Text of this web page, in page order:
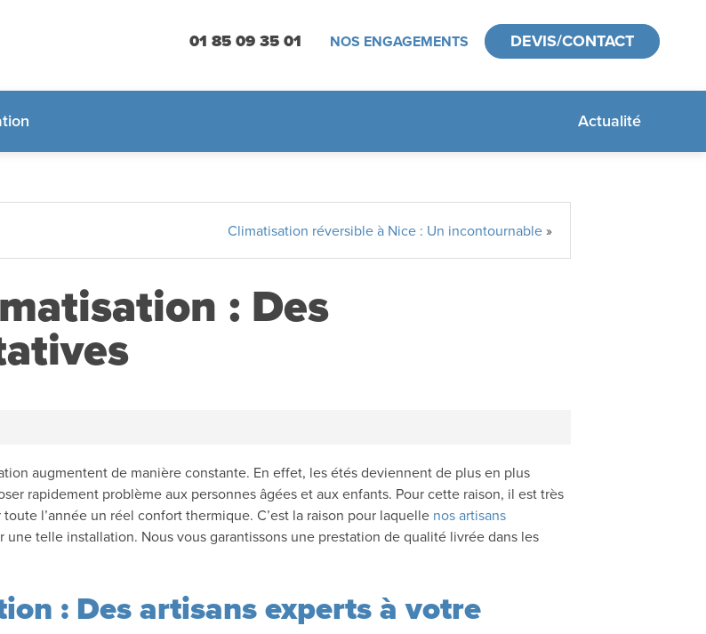
01 85 09 35 01 NOS ENGAGEMENTS DEVIS/CONTACT
Actualité
Climatisation réversible à Nice : Un incontournable »
: Des
augmentent de manière constante. En effet, les étés deviennent de plus en plus
rapidement problème aux personnes âgées et aux enfants. Pour cette raison, il est très
l’année un réel confort thermique. C’est la raison pour laquelle nos artisans
telle installation. Nous vous garantissons une prestation de qualité livrée dans les
: Des artisans experts à votre